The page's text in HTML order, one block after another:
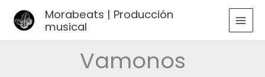
Morabeats | Producción
musical
Vamonos